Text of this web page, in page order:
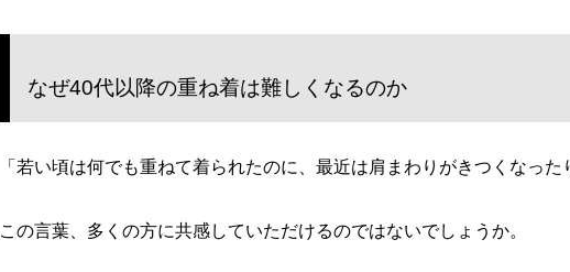
なぜ40代以降の重ね着は難しくなるのか
「若い頃は何でも重ねて着られたのに、最近は肩まわりがきつくなっ
この言葉、多くの方に共感していただけるのではないでしょうか。